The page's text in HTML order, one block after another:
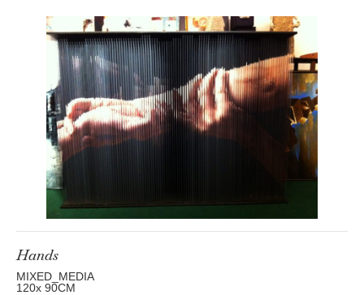
Hands
MIXED_MEDIA
120x 90CM